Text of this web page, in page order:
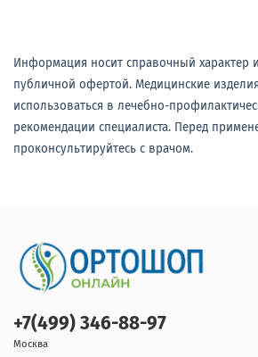
Информация носит справочный характер
публичной офертой. Медицинские
использоваться в лечебно-
рекомендации специалиста. Перед
проконсультируйтесь с врачом.
+7(499) 346-88-97
Москва